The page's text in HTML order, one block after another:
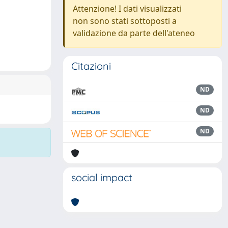
Attenzione! I dati visualizzati
non sono stati sottoposti a
validazione da parte dell'ateneo
Citazioni
ND
ND
ND
social impact